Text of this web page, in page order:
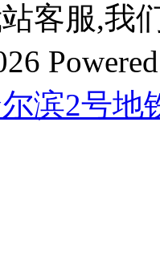
客服,我
滨2号地